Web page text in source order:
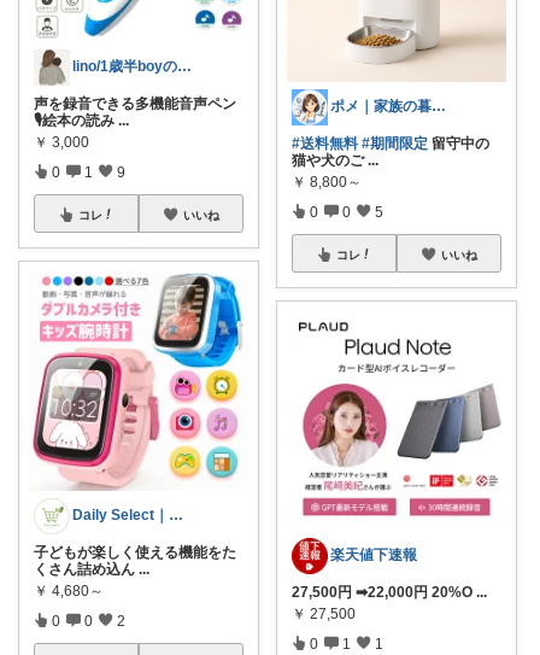
lino/1歳半boyのママ
声を録音できる多機能音声ペン
🎙️絵本の読み ...
￥ 3,000
0 1 9
コレ いいね
Daily Select｜日用品・食品
子どもが楽しく使える機能をた
くさん詰め込ん ...
￥ 4,680～
0 0 2
ポメ｜家族の暮らしを少しラクに
#送料無料 #期間限定 留守中の
猫や犬のご ...
￥ 8,800～
0 0 5
コレ いいね
楽天値下速報
27,500円 ➡22,000円 20%O ...
￥ 27,500
0 1 1